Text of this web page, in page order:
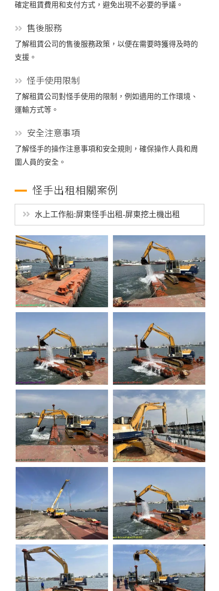
確定租賃費用和支付方式，避免出現不必要的爭議。
售後服務
了解租賃公司的售後服務政策，以便在需要時獲得及時的
支援。
怪手使用限制
了解租賃公司對怪手使用的限制，例如適用的工作環境、
運輸方式等。
安全注意事項
了解怪手的操作注意事項和安全規則，確保操作人員和周
圍人員的安全。
怪手出租相關案例
水上工作船:屏東怪手出租-屏東挖土機出租